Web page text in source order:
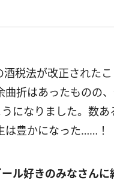
税法が改正された
曲折はあったものの
になりました。数
は豊かになった……
ール好きのみなさん